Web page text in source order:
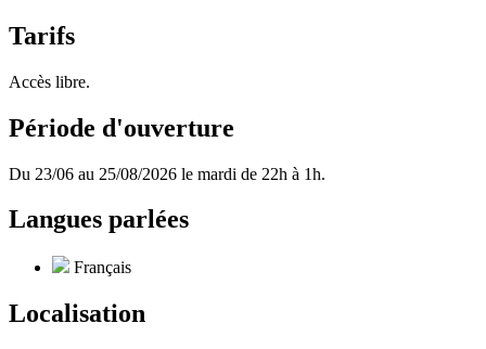
Tarifs
Accès libre.
Période d'ouverture
Du 23/06 au 25/08/2026 le mardi de 22h à 1h.
Langues parlées
Français
Localisation